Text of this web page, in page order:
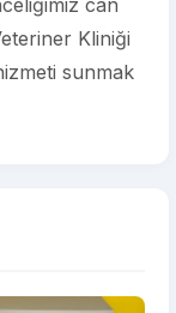
can
Kliniği
sunmak